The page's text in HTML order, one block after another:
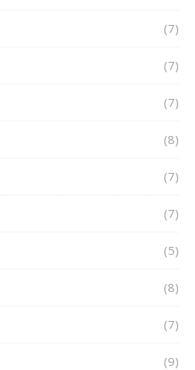
(7)
(7)
(7)
(8)
(7)
(7)
(5)
(8)
(7)
(9)